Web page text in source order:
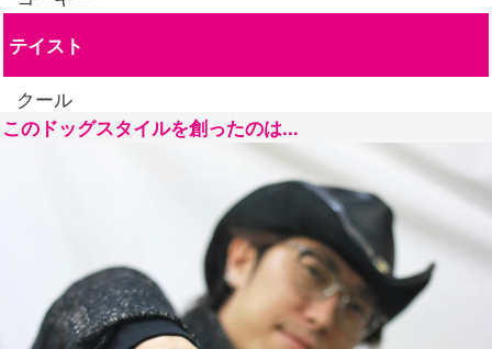
テイスト
クール
このドッグスタイルを創ったのは...